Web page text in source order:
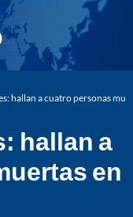
hallan a cuatro personas
hallan a
en